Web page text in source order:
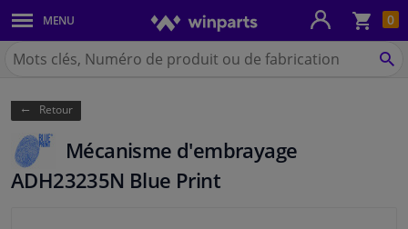
0
MENU
Carrosserie & tôles
Feux & ampoules
Freinage
Système d'échappement
Chercher
Winparts.be
Retour
Mécanisme d'embrayage
ADH23235N Blue Print